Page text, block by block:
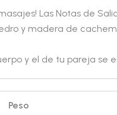
Las Notas de
y madera de
y el de tu pareja se
Peso